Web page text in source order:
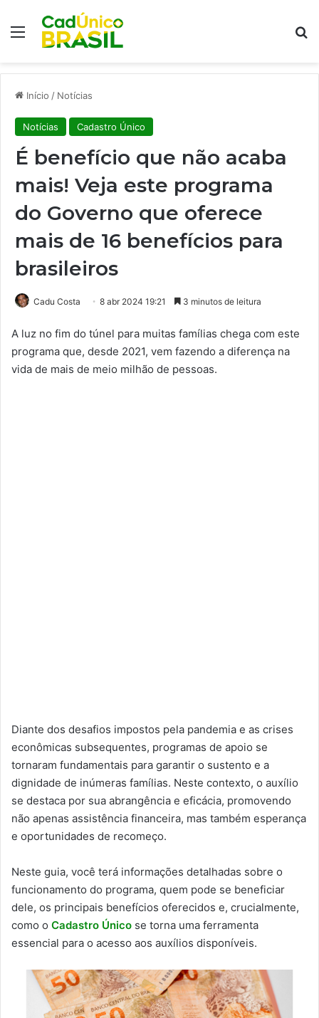
Menu
Início / Notícias
Notícias Cadastro Único
É benefício que não acaba
mais! Veja este programa
do Governo que oferece
mais de 16 benefícios para
brasileiros
Cadu Costa 8 abr 2024 19:21 3 minutos de leitura
A luz no fim do túnel para muitas famílias chega com este
programa que, desde 2021, vem fazendo a diferença na
vida de mais de meio milhão de pessoas.
Diante dos desafios impostos pela pandemia e as crises
econômicas subsequentes, programas de apoio se
tornaram fundamentais para garantir o sustento e a
dignidade de inúmeras famílias. Neste contexto, o auxílio
se destaca por sua abrangência e eficácia, promovendo
não apenas assistência financeira, mas também esperança
e oportunidades de recomeço.
Neste guia, você terá informações detalhadas sobre o
funcionamento do programa, quem pode se beneficiar
dele, os principais benefícios oferecidos e, crucialmente,
como o Cadastro Único se torna uma ferramenta
essencial para o acesso aos auxílios disponíveis.